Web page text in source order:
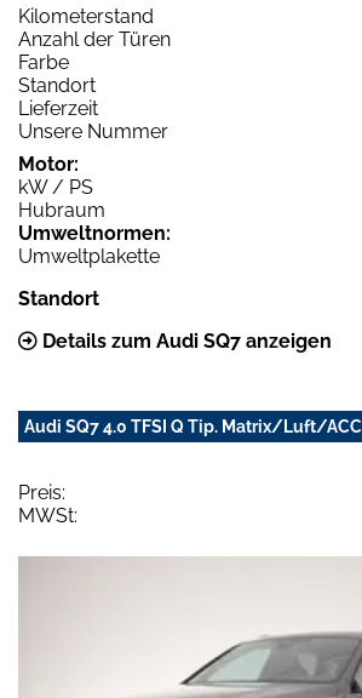
Kilometerstand
Anzahl der Türen
Farbe
Standort
Lieferzeit
Unsere Nummer
Motor:
kW / PS
Hubraum
Umweltnormen:
Umweltplakette
Standort
Details zum Audi SQ7 anzeigen
Audi SQ7 4.0 TFSI Q Tip. Matrix/Luft/
Preis:
MWSt: